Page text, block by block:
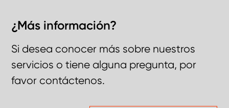
¿Más información?
Si desea conocer más sobre nuestros
servicios o tiene alguna pregunta, por
favor contáctenos.